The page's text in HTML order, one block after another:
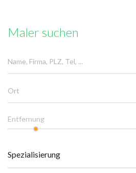
Maler suchen
Entfernung